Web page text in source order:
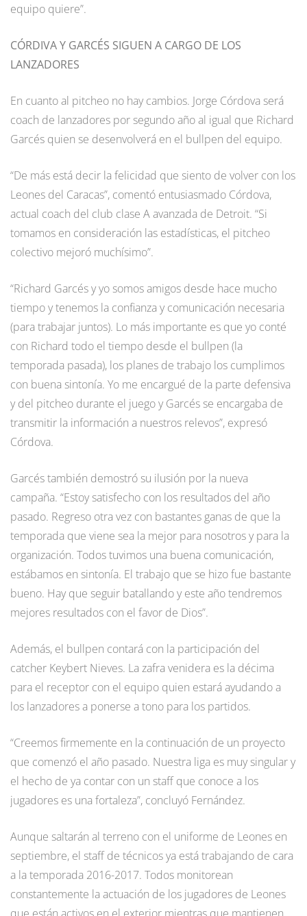
equipo quiere”.
CÓRDIVA Y GARCÉS SIGUEN A CARGO DE LOS
LANZADORES
En cuanto al pitcheo no hay cambios. Jorge Córdova será
coach de lanzadores por segundo año al igual que Richard
Garcés quien se desenvolverá en el bullpen del equipo.
“De más está decir la felicidad que siento de volver con los
Leones del Caracas”, comentó entusiasmado Córdova,
actual coach del club clase A avanzada de Detroit. “Si
tomamos en consideración las estadísticas, el pitcheo
colectivo mejoró muchísimo”.
“Richard Garcés y yo somos amigos desde hace mucho
tiempo y tenemos la confianza y comunicación necesaria
(para trabajar juntos). Lo más importante es que yo conté
con Richard todo el tiempo desde el bullpen (la
temporada pasada), los planes de trabajo los cumplimos
con buena sintonía. Yo me encargué de la parte defensiva
y del pitcheo durante el juego y Garcés se encargaba de
transmitir la información a nuestros relevos”, expresó
Córdova.
Garcés también demostró su ilusión por la nueva
campaña. “Estoy satisfecho con los resultados del año
pasado. Regreso otra vez con bastantes ganas de que la
temporada que viene sea la mejor para nosotros y para la
organización. Todos tuvimos una buena comunicación,
estábamos en sintonía. El trabajo que se hizo fue bastante
bueno. Hay que seguir batallando y este año tendremos
mejores resultados con el favor de Dios”.
Además, el bullpen contará con la participación del
catcher Keybert Nieves. La zafra venidera es la décima
para el receptor con el equipo quien estará ayudando a
los lanzadores a ponerse a tono para los partidos.
“Creemos firmemente en la continuación de un proyecto
que comenzó el año pasado. Nuestra liga es muy singular y
el hecho de ya contar con un staff que conoce a los
jugadores es una fortaleza”, concluyó Fernández.
Aunque saltarán al terreno con el uniforme de Leones en
septiembre, el staff de técnicos ya está trabajando de cara
a la temporada 2016-2017. Todos monitorean
constantemente la actuación de los jugadores de Leones